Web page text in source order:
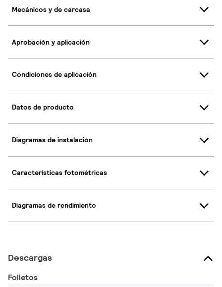
Mecánicos y de carcasa
Aprobación y aplicación
Condiciones de aplicación
Datos de producto
Diagramas de instalación
Características fotométricas
Diagramas de rendimiento
Descargas
Folletos